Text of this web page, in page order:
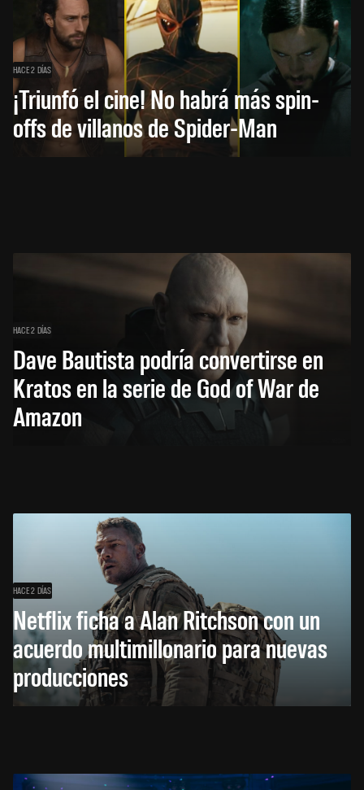
HACE 2 DÍAS
¡Triunfó el cine! No habrá más spin-
offs de villanos de Spider-Man
HACE 2 DÍAS
Dave Bautista podría convertirse en
Kratos en la serie de God of War de
Amazon
HACE 2 DÍAS
Netflix ficha a Alan Ritchson con un
acuerdo multimillonario para nuevas
producciones